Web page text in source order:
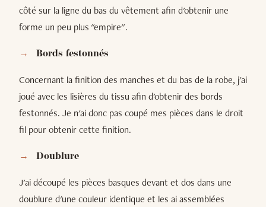
côté sur la ligne du bas du vêtement afin d'obtenir une
forme un peu plus "empire".
Bords festonnés
Concernant la finition des manches et du bas de la robe, j'ai
joué avec les lisières du tissu afin d'obtenir des bords
festonnés. Je n'ai donc pas coupé mes pièces dans le droit
fil pour obtenir cette finition.
Doublure
J'ai découpé les pièces basques devant et dos dans une
doublure d'une couleur identique et les ai assemblées